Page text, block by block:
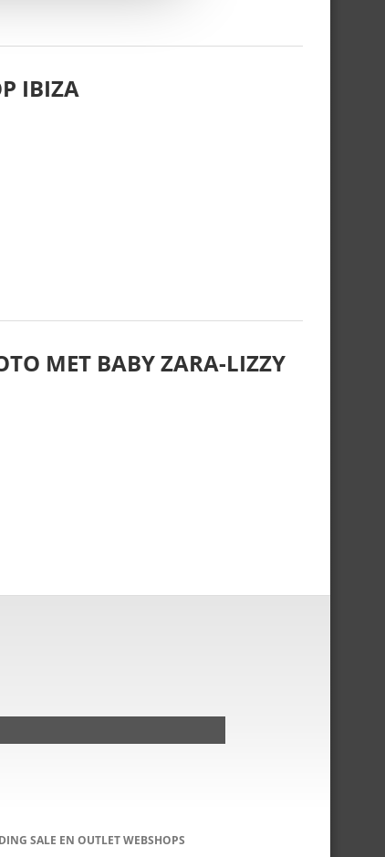
IBIZA
MET BABY ZARA-LIZZY
SALE EN OUTLET WEBSHOPS